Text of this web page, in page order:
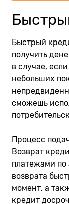
Быстрый
получить
в случае,
небольших
сможешь
Процесс
Возврат
платежами по
возврата
момент, а
кредит